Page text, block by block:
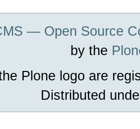
— Open Source
by the
Plone logo are
Distributed